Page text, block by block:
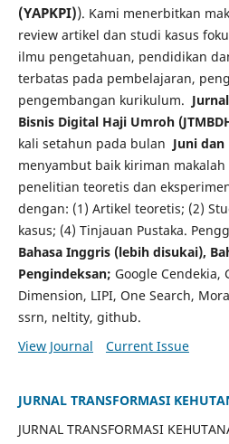
(YAPKPI)). Kami menerbitkan
review artikel dan studi kasus
ilmu pengetahuan, pendidikan
terbatas pada pembelajaran,
pengembangan kurikulum.
Bisnis Digital Haji Umroh
kali setahun pada bulan Juni dan
menyambut baik kiriman
penelitian teoretis dan
dengan: (1) Artikel teoretis; (2)
kasus; (4) Tinjauan Pustaka.
Bahasa Inggris (lebih disukai),
Pengindeksan; Google Cendekia,
Dimension, LIPI, One Search,
ssrn, neltity, github.
View Journal
Current Issue
JURNAL TRANSFORMASI
JURNAL TRANSFORMASI